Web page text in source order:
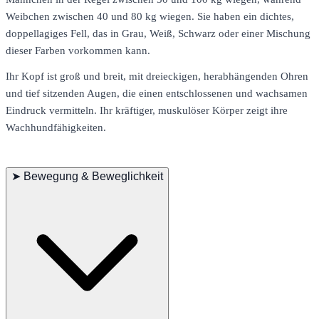
Weibchen zwischen 40 und 80 kg wiegen. Sie haben ein dichtes,
doppellagiges Fell, das in Grau, Weiß, Schwarz oder einer Mischung
dieser Farben vorkommen kann.
Ihr Kopf ist groß und breit, mit dreieckigen, herabhängenden Ohren
und tief sitzenden Augen, die einen entschlossenen und wachsamen
Eindruck vermitteln. Ihr kräftiger, muskulöser Körper zeigt ihre
Wachhundfähigkeiten.
➤ Bewegung & Beweglichkeit